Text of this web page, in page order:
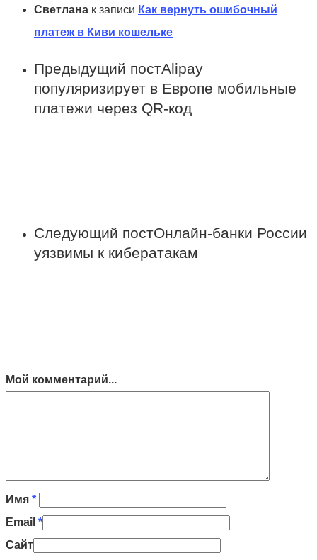
Светлана к записи Как вернуть ошибочный
платеж в Киви кошельке
Предыдущий постAlipay
популяризирует в Европе мобильные
платежи через QR-код
Следующий постОнлайн-банки России
уязвимы к кибератакам
Мой комментарий...
Имя *
Email *
Сайт